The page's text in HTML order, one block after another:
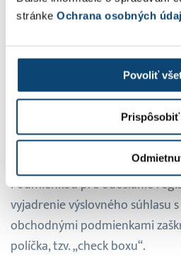
stránke Ochrana osobných
Povoliť
Prispôsobiť
návštevník zodpovedá za
Okamihom odoslania
obsahujúceho všetky povinné
obsahujúceho údaje správne,
len „riadne vyplnený formulár“
gramatickom tvare) a
cenníka, návštevník získava
Podmienkou pre odoslanie
vyjadrenie výslovného súhlasu
obchodnými podmienkami
políčka, tzv. „check boxu“.